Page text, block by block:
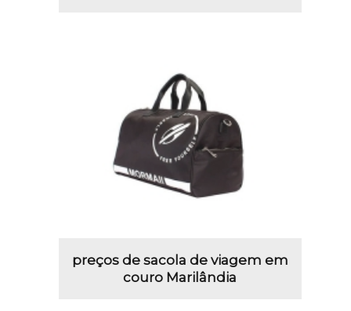
preços de sacola de viagem em
couro Marilândia